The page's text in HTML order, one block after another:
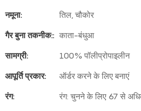
नमूना:
तिल, चौकोर
गैर बुना तकनीक:: काता-बंधुआ
सामग्री:
100% पॉलीप्रोपाइलीन
आपूर्ति प्रकार:
ऑर्डर करने के लिए बनाएं
रंग:
रंग: चुनने के लिए 67 से